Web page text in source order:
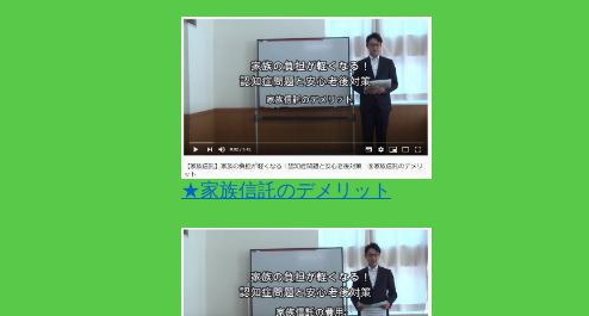
★家族信託のデメリット